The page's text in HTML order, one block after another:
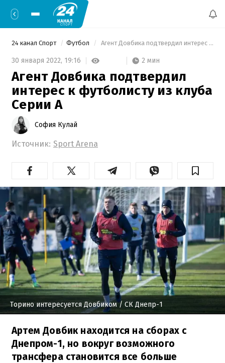
24 канал Спорт Футбол Агент Довбика подтвердил интерес к футболисту из клуба Серии А
30 января 2022, 19:16 2 мин
Агент Довбика подтвердил
интерес к футболисту из клуба
Серии А
София Кулай
Источник: Sport Arena
Торино интересуется Довбиком/ СК Днепр-1
Артем Довбик находится на сборах с
Днепром-1, но вокруг возможного
трансфера становится все больше